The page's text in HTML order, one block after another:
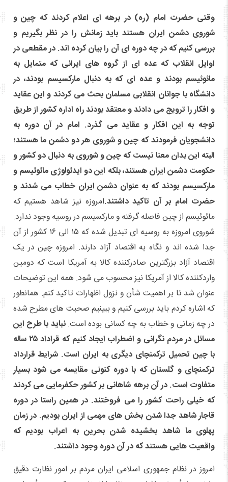
وقتی حضرت امام (ره) در برهه ای اعلام کردند که چین و
شوروی دشمن ایران هستند باید زمانش را در نظر بگیریم و
بررسی کنیم که در چه دوره ای آن را بیان کرده اند. در مقطعی در
اوایل انقلاب که عده ای از گروه های ایرانی که متمایل به
مائوئیسم بودند و عده ای که به دنبال مارکسیسم بودند، در
دانشگاه با جوانان انقلابی مسلمان بحث می کردند و این عقاید
و افکار را ترویج می دادند و معتقد بودند راه اداره کشور از طریق
توجه به این افکار و عقاید می گذرد. امام در آن دوره به
دانشجویان فرمودند که چین و شوروی هر دو دشمن ما هستند؛
البته این بدان معنا نیست که چین و شوروی به دنبال دو کشور و
حکومت دشمن ایران هستند، بلکه این دو ایدئولوژی مائوئیسم و
مارکسیسم بودند که به عنوان دشمن ایران خطاب می شدند و
حضرت امام بر آن تاکید داشتند.امروزه نیز شاهد هستیم که
مائوئیسم از چین فاصله گرفته و مارکسیسم در روسیه وجود ندارد.
شوروی امروزه به روسیه ای تبدیل شده که ۱۵ الی ۱۶ کشور از آن
جدا شده اند و نگاه به اقتصاد آزاد دارند. امروزه چین در یک
اقتصاد آزاد بزرگترین صادرکننده کالا به آمریکا است که دومین
واردکننده کالا از آمریکا نیز محسوب می شود. همه این توضیحات
عنوان شد تا بر اهمیت شأن و نزول اظهارات تاکید کنم. همانطور
که اشاره کردم باید بررسی کنیم و ببینیم صحبت های مطرح شده
در چه زمانی و خطاب به چه کسانی بوده است.نباید با طرح این
مسائل در مردم نگرانی و اضطراب ایجاد کنیم که قراداد ۲۵ ساله
با چین تحمیل ترکمنچای دیگری به ایران است. شرایط قرارداد
ترکمنچای و گلستان که با دوره کنونی مقایسه می شود بسیار
متفاوت است. در آن برهه شاهانی بر کشور حکفرمایی می کردند
که خیلی راحت کشور را می فروختند. در همین راستا در دوره
قاجار شاهد جدا شدن بخش های مهمی از ایران بودیم. در زمان
پهلوی ما شاهد بخشیده شدن بحرین به اعراب بودیم که
واقعیت هایی هستند که در آن دوره وجود داشتند.
امروز در نظام جمهوری اسلامی ایران مردم بر امور نظارت دقیق